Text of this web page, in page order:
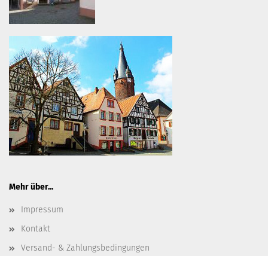
Mehr über...
Impressum
Kontakt
Versand- & Zahlungsbedingungen